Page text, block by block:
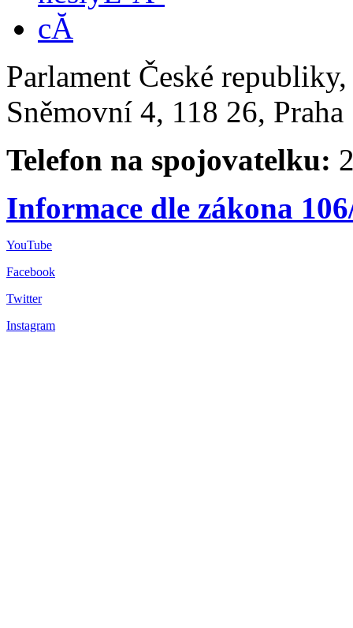
Parlament České
Sněmovní 4, 118 26,
Telefon na spojovatelku:
Informace dle zákona
YouTube
Facebook
Twitter
Instagram